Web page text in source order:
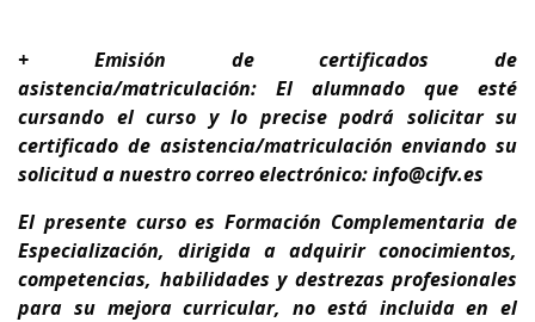
+ Emisión de certificados de
asistencia/matriculación: El alumnado que esté
cursando el curso y lo precise podrá solicitar su
certificado de asistencia/matriculación enviando su
solicitud a nuestro correo electrónico: info@cifv.es
El presente curso esFormación Complementaria de
Especialización, dirigida a adquirir conocimientos,
competencias, habilidades y destrezas profesionales
para sumejora curricular, no está incluida en el